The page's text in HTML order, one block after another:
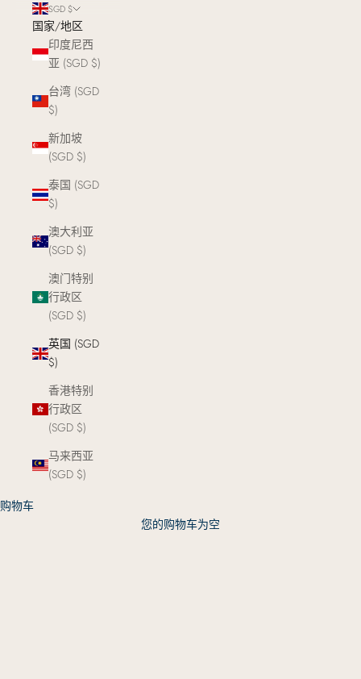
SGD $
国家/地区
印度尼西
亚 (SGD $)
台湾 (SGD
$)
新加坡
(SGD $)
泰国 (SGD
$)
澳大利亚
(SGD $)
澳门特别
行政区
(SGD $)
英国 (SGD
$)
香港特别
行政区
(SGD $)
马来西亚
(SGD $)
购物车
您的购物车为空
Duet Pace Edition